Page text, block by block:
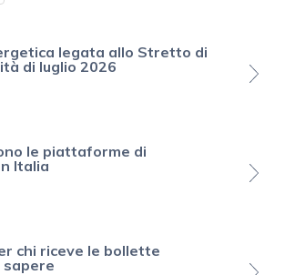
legata allo Stretto di
di luglio 2026
le piattaforme di
Italia
chi riceve le bollette
sapere